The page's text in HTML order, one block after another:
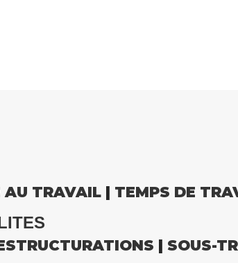
AU TRAVAIL | TEMPS DE
| SOUS-